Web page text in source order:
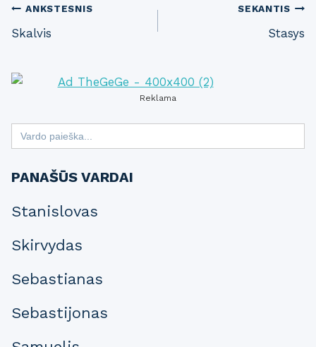
Post
navigation
ANKSTESNIS
Skalvis
SEKANTIS
Stasys
Reklama
Search
for:
PANAŠŪS VARDAI
Stanislovas
Skirvydas
Sebastianas
Sebastijonas